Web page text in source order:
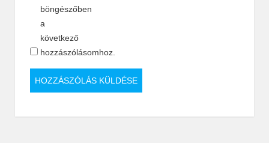
böngészőben
a
következő
hozzászólásomhoz.